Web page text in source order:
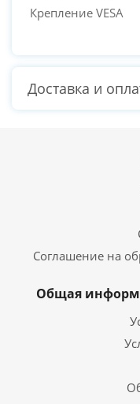
Крепление VESA
Доставка и
Соглашение на
Общая